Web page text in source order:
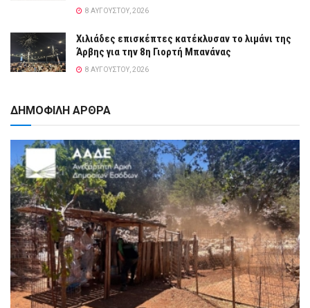
8 ΑΥΓΟΎΣΤΟΥ, 2026
Χιλιάδες επισκέπτες κατέκλυσαν το λιμάνι της
Άρβης για την 8η Γιορτή Μπανάνας
8 ΑΥΓΟΎΣΤΟΥ, 2026
ΔΗΜΟΦΙΛΗ ΑΡΘΡΑ